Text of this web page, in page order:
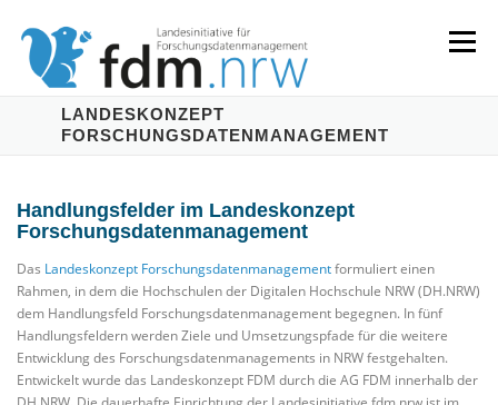
Inhalt
springen
Menü
LANDESKONZEPT SERVICES & INFORMATIONEN
KOMPETENZEN & VERANSTALTUNGEN ABOUT
LANDESKONZEPT
FORSCHUNGSDATENMANAGEMENT
Handlungsfelder im Landeskonzept
Forschungsdatenmanagement
Das Landeskonzept Forschungsdatenmanagementformuliert einen
Rahmen, in dem die Hochschulen der Digitalen Hochschule NRW (DH.NRW)
dem Handlungsfeld Forschungsdatenmanagement begegnen. In fünf
Handlungsfeldern werden Ziele und Umsetzungspfade für die weitere
Entwicklung des Forschungsdatenmanagements in NRW festgehalten.
Entwickelt wurde das Landeskonzept FDM durch die AG FDM innerhalb der